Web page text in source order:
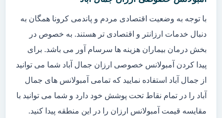
با توجه به وضعیت اقتصادی مردم و پاندمی کرونا همگان به
دنبال خدمات ارزانتر و اقتصادی تر هستند. به خصوص در
بخش درمان بیماران هزینه ها سرسام آور می باشد. برای
پیدا کردن آمبولانس خصوصی ارزان جمال آباد شما می توانید
از جمال آباد استفاده نمایید که تمامی آمبولانس های جمال
آباد را در تمام نقاط تحت پوشش خود دارد و شما می توانید با
مقایسه قیمت آمبولانس ارزان را در این منطقه پیدا کنید.